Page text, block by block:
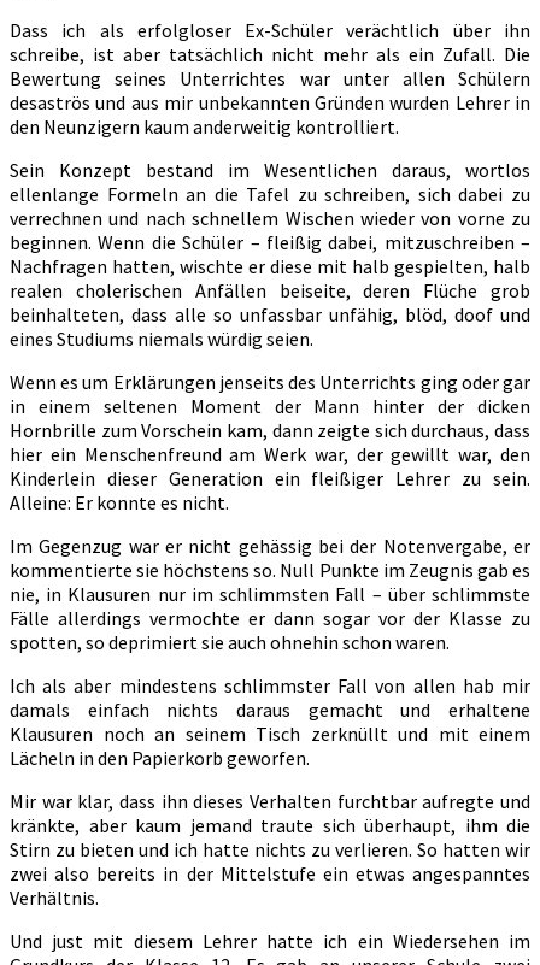
Dass ich als erfolgloser Ex-Schüler verächtlich über ihn
schreibe, ist aber tatsächlich nicht mehr als ein Zufall. Die
Bewertung seines Unterrichtes war unter allen Schülern
desaströs und aus mir unbekannten Gründen wurden Lehrer in
den Neunzigern kaum anderweitig kontrolliert.
Sein Konzept bestand im Wesentlichen daraus, wortlos
ellenlange Formeln an die Tafel zu schreiben, sich dabei zu
verrechnen und nach schnellem Wischen wieder von vorne zu
beginnen. Wenn die Schüler – fleißig dabei, mitzuschreiben –
Nachfragen hatten, wischte er diese mit halb gespielten, halb
realen cholerischen Anfällen beiseite, deren Flüche grob
beinhalteten, dass alle so unfassbar unfähig, blöd, doof und
eines Studiums niemals würdig seien.
Wenn es um Erklärungen jenseits des Unterrichts ging oder gar
in einem seltenen Moment der Mann hinter der dicken
Hornbrille zum Vorschein kam, dann zeigte sich durchaus, dass
hier ein Menschenfreund am Werk war, der gewillt war, den
Kinderlein dieser Generation ein fleißiger Lehrer zu sein.
Alleine: Er konnte es nicht.
Im Gegenzug war er nicht gehässig bei der Notenvergabe, er
kommentierte sie höchstens so. Null Punkte im Zeugnis gab es
nie, in Klausuren nur im schlimmsten Fall – über schlimmste
Fälle allerdings vermochte er dann sogar vor der Klasse zu
spotten, so deprimiert sie auch ohnehin schon waren.
Ich als aber mindestens schlimmster Fall von allen hab mir
damals einfach nichts daraus gemacht und erhaltene
Klausuren noch an seinem Tisch zerknüllt und mit einem
Lächeln in den Papierkorb geworfen.
Mir war klar, dass ihn dieses Verhalten furchtbar aufregte und
kränkte, aber kaum jemand traute sich überhaupt, ihm die
Stirn zu bieten und ich hatte nichts zu verlieren. So hatten wir
zwei also bereits in der Mittelstufe ein etwas angespanntes
Verhältnis.
Und just mit diesem Lehrer hatte ich ein Wiedersehen im